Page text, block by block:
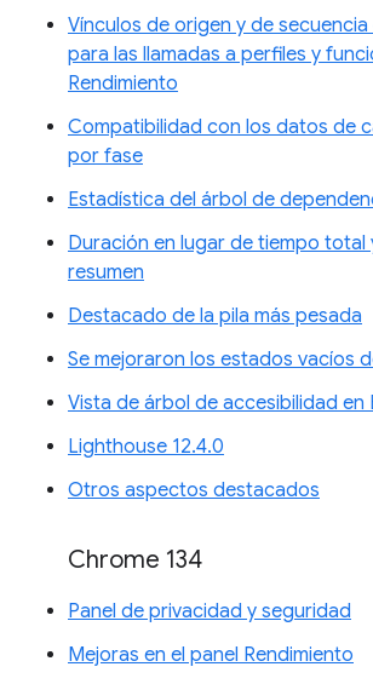
Vínculos de origen y de
para las llamadas a perfiles y
Rendimiento
Compatibilidad con los datos de
por fase
Estadística del árbol de
Duración en lugar de tiempo total
resumen
Destacado de la pila más pesada
Se mejoraron los estados vacíos
Vista de árbol de accesibilidad en
Lighthouse 12.4.0
Otros aspectos destacados
Chrome 134
Panel de privacidad y seguridad
Mejoras en el panel Rendimiento